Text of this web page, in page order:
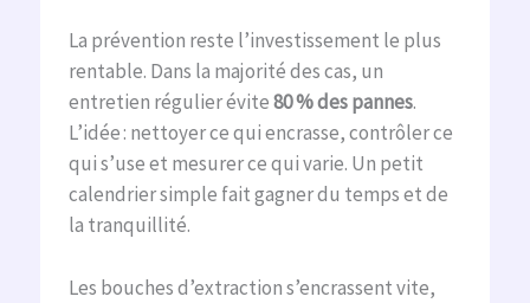
La prévention reste l’investissement le plus
rentable. Dans la majorité des cas, un
entretien régulier évite80 % des pannes.
L’idée : nettoyer ce qui encrasse, contrôler ce
qui s’use et mesurer ce qui varie. Un petit
calendrier simple fait gagner du temps et de
la tranquillité.
Les bouches d’extraction s’encrassent vite,